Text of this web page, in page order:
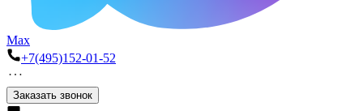
Max
+7(495)152-01-52
Заказать звонок